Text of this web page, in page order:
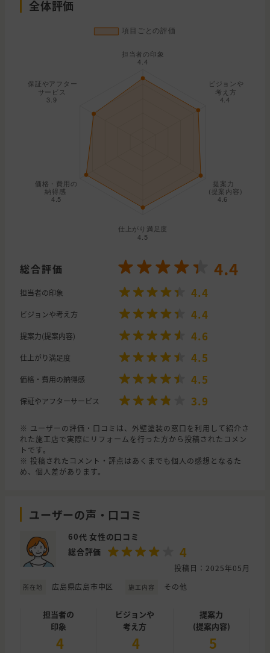
全体評価
総合評価 4.4
担当者の印象 4.4
ビジョンや考え方 4.4
提案力(提案内容) 4.6
仕上がり満足度 4.5
価格・費用の納得感 4.5
保証やアフターサービス 3.9
※ ユーザーの評価・口コミは、外壁塗装の窓口を利用して紹介さ
れた施工店で実際にリフォームを行った方から投稿されたコメン
トです。
※ 投稿されたコメント・評点はあくまでも個人の感想となるた
め、個人差があります。
ユーザーの声・口コミ
60代 女性の口コミ
総合評価
4
投稿日：2025年05月
所在地 広島県広島市中区 施工内容 その他
担当者の
印象
4
ビジョンや
考え方
4
提案力
(提案内容)
5